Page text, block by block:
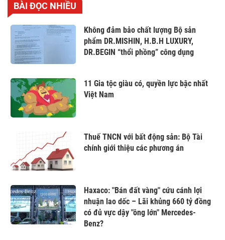
BÀI ĐỌC NHIỀU
Không đảm bảo chất lượng Bộ sản
phẩm DR.MISHIN, H.B.H LUXURY,
DR.BEGIN “thổi phồng” công dụng
11 Gia tộc giàu có, quyền lực bậc nhất
Việt Nam
Thuế TNCN với bất động sản: Bộ Tài
chính giới thiệu các phương án
Haxaco: "Bán đất vàng" cứu cánh lợi
nhuận lao dốc – Lãi khủng 660 tỷ đồng
có đủ vực dậy "ông lớn" Mercedes-
Benz?